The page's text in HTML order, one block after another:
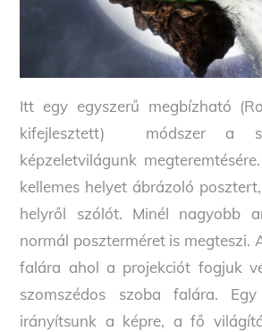
Itt egy egyszerű megbízható
kifejlesztett) módszer a
képzeletvilágunk
kellemes helyet ábrázoló
helyről szólót. Minél nagyobb
normál poszterméret is megteszi.
falára ahol a projekciót fogjuk
szomszédos szoba falára.
irányítsunk a képre, a fő